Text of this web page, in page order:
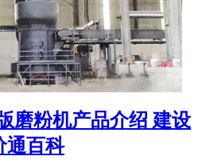
磨粉机产品介绍 建设
通百科